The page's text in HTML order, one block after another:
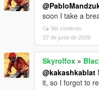
soon I take a
Ver contexto
27 de junio de 2026
Skyrolfox »
@kakashkablat
it, so I forgot to